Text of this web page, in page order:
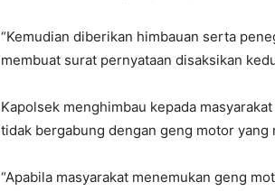
“Kemudian diberikan himbauan serta
membuat surat pernyataan disaksikan
Kapolsek menghimbau kepada
tidak bergabung dengan geng motor yang
“Apabila masyarakat menemukan geng